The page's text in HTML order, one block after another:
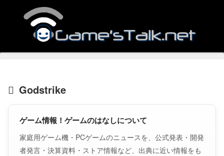
Godstrike
ゲーム情報！ゲームのはなしについて
家庭用ゲーム機・PCゲームのニュースを、公式発表・開発
者発言・決算資料・ストア情報など、出典に近い情報をも